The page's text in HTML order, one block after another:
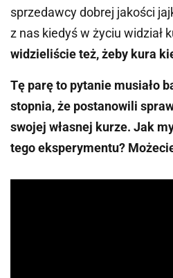
sprzedawcy dobrej jakości
z nas kiedyś w życiu widział
widzieliście też, żeby kura
Tę parę to pytanie musiało
stopnia, że postanowili
swojej własnej kurze. Jak
tego eksperymentu?